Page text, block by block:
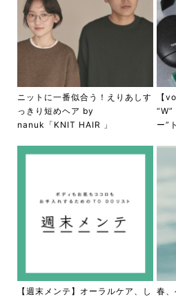
ニットに一番似合う！えりあしす
っきり短めヘア by
nanuk「KNIT HAIR 」
【
ー”
【週末メンテ】オーラルケア、し
春